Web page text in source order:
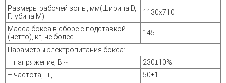
Размеры рабочей зоны, мм(Ширина D,
Глубина M)
1130х710
Масса бокса в сборе с подставкой
(нетто), кг, не более
145
Параметры электропитания бокса:
– напряжение, В ~
230±10%
– частота, Гц
50±1